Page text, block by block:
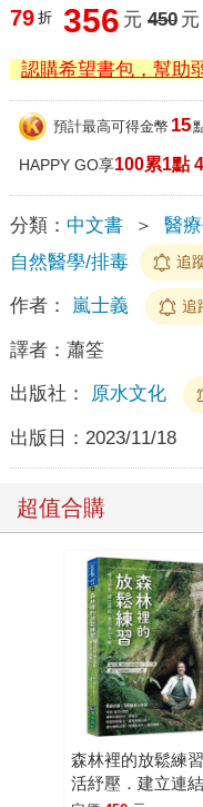
79 折 356 元 450 元
認購希望書包，幫助
預計最高可得金幣 15
HAPPY GO享100累1點
分類： 中文書 ＞ 醫
自然醫學/排毒
追
作者： 嵐士義 追
譯者： 蕭筌
出版社： 原水文化
出版日： 2023/11/18
超值合購
森林裡的放鬆練
活紓壓．建立連